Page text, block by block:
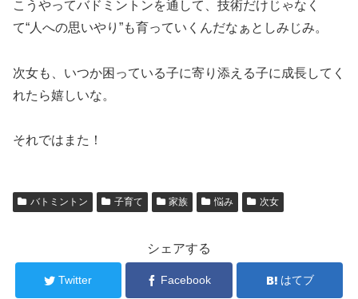
こうやってバドミントンを通して、技術だけじゃなく
て“人への思いやり”も育っていくんだなぁとしみじみ。
次女も、いつか困っている子に寄り添える子に成長してく
れたら嬉しいな。
それではまた！
バトミントン 子育て 家族 悩み 次女
シェアする
Twitter Facebook はてブ